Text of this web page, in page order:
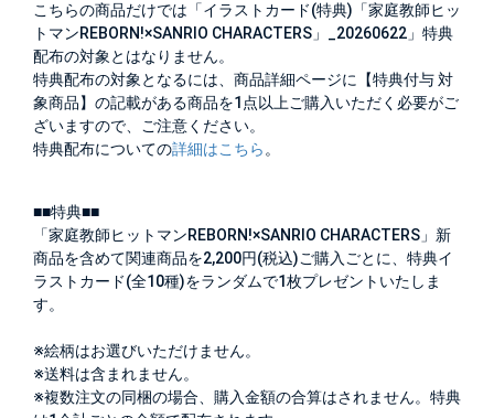
こちらの商品だけでは「イラストカード(特典)「家庭教師ヒッ
トマンREBORN!×SANRIO CHARACTERS」_20260622」特典
配布の対象とはなりません。
特典配布の対象となるには、商品詳細ページに【特典付与 対
象商品】の記載がある商品を1点以上ご購入いただく必要がご
ざいますので、ご注意ください。
特典配布についての詳細はこちら 。
■■特典■■
「家庭教師ヒットマンREBORN!×SANRIO CHARACTERS」新
商品を含めて関連商品を2,200円(税込)ご購入ごとに、特典イ
ラストカード(全10種)をランダムで1枚プレゼントいたしま
す。
※絵柄はお選びいただけません。
※送料は含まれません。
※複数注文の同梱の場合、購入金額の合算はされません。特典